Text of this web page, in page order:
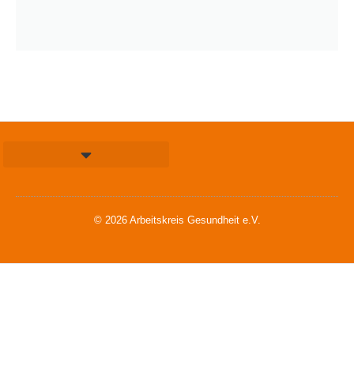
© 2026 Arbeitskreis Gesundheit e.V.